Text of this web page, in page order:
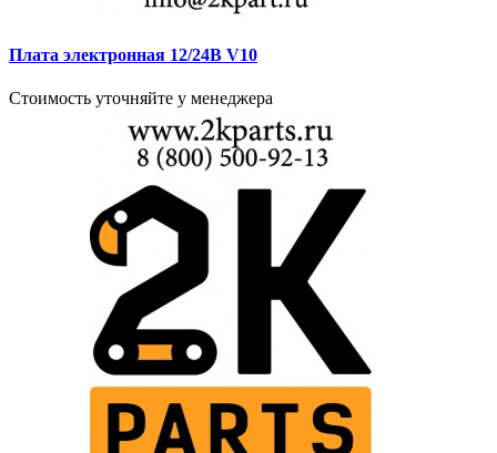
Плата электронная 12/24В V10
Стоимость уточняйте у менеджера